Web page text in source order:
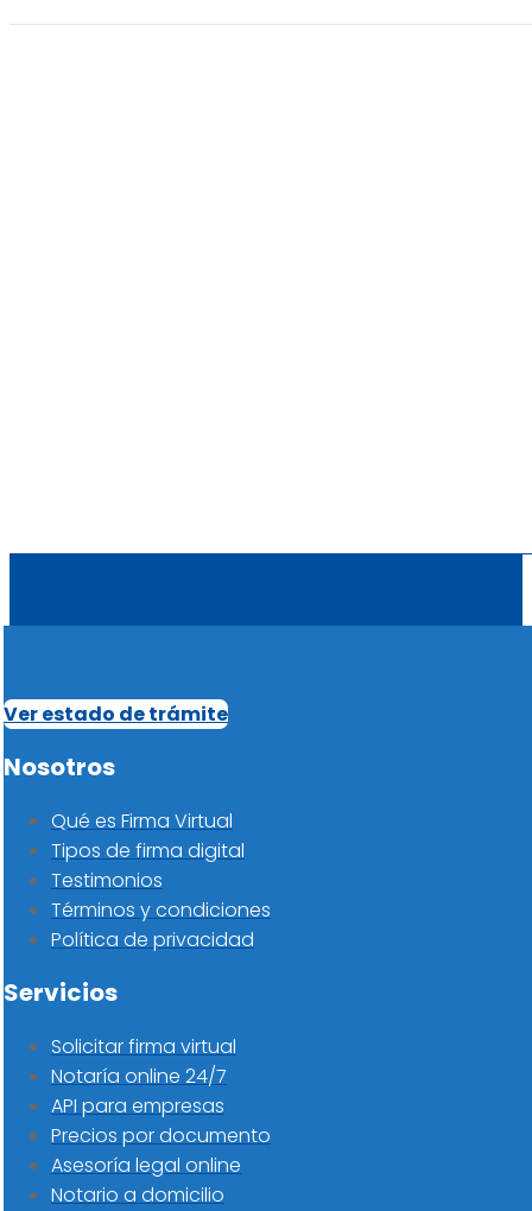
Ver estado de trámite
Nosotros
Qué es Firma Virtual
Tipos de firma digital
Testimonios
Términos y condiciones
Política de privacidad
Servicios
Solicitar firma virtual
Notaría online 24/7
API para empresas
Precios por documento
Asesoría legal online
Notario a domicilio